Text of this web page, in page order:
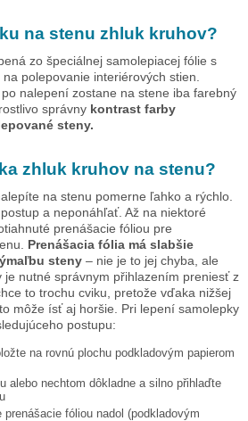
na stenu zhluk kruhov?
zo špeciálnej samolepiacej fólie s
polepovanie interiérových stien.
, po nalepení zostane na stene iba farebný
správny kontrast farby
steny.
zhluk kruhov na stenu?
na stenu pomerne ľahko a rýchlo.
a neponáhľať. Až na niektoré
prenášacie fóliou pre
Prenášacia fólia má slabšie
steny – nie je to jej chyba, ale
je nutné správnym přihlazením preniesť z
to trochu cviku, pretože vďaka nižšej
môže ísť aj horšie. Pri lepení samolepky
postupu:
na rovnú plochu podkladovým papierom
alebo nechtom dôkladne a silno přihlaďte
fóliou nadol (podkladovým